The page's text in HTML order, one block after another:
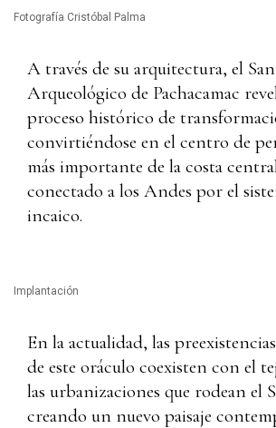
Fotografía Cristóbal Palma
A través de su arquitectura, el
Arqueológico de Pachacamac
proceso histórico de
convirtiéndose en el centro de
más importante de la costa
conectado a los Andes por el
incaico.
Implantación
En la actualidad, las
de este oráculo coexisten con el
las urbanizaciones que rodean el
creando un nuevo paisaje